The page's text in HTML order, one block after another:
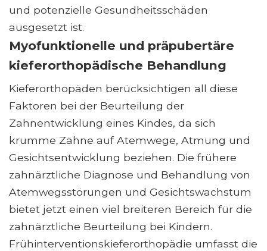
und potenzielle Gesundheitsschäden
ausgesetzt ist.
Myofunktionelle und präpubertäre
kieferorthopädische Behandlung
Kieferorthopäden berücksichtigen all diese
Faktoren bei der Beurteilung der
Zahnentwicklung eines Kindes, da sich
krumme Zähne auf Atemwege, Atmung und
Gesichtsentwicklung beziehen. Die frühere
zahnärztliche Diagnose und Behandlung von
Atemwegsstörungen und Gesichtswachstum
bietet jetzt einen viel breiteren Bereich für die
zahnärztliche Beurteilung bei Kindern.
Frühinterventionskieferorthopädie umfasst die